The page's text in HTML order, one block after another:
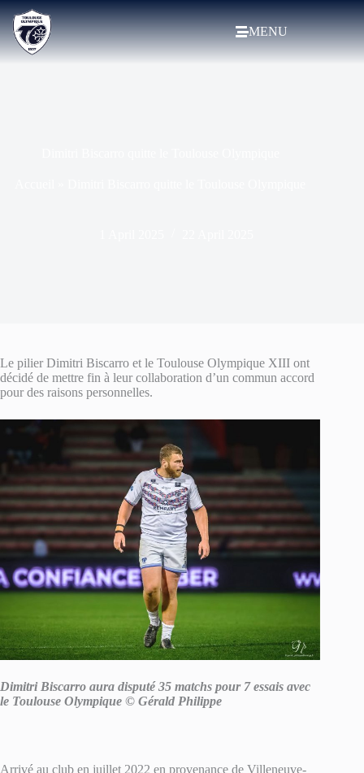
MENU
Le pilier Dimitri Biscarro et le Toulouse Olympique XIII ont
décidé de mettre fin à leur collaboration d’un commun accord
pour des raisons personnelles.
Dimitri Biscarro aura disputé 35 matchs pour 7 essais avec
le Toulouse Olympique © Gérald Philippe
Arrivé au club en juillet 2022 en provenance de Villeneuve-